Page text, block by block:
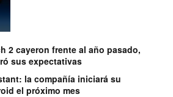
2 cayeron frente al año pasado,
sus expectativas
la compañía iniciará su
el próximo mes